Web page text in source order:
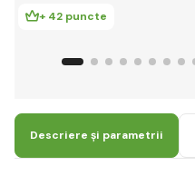
+ 42 puncte
Descriere și parametrii